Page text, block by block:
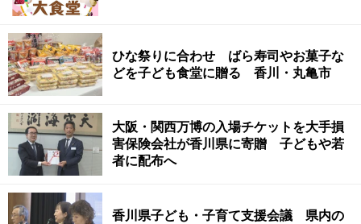
ひな祭りに合わせ ばら寿司やお菓子な
どを子ども食堂に贈る 香川・丸亀市
大阪・関西万博の入場チケットを大手損
害保険会社が香川県に寄贈 子どもや若
者に配布へ
香川県子ども・子育て支援会議 県内の